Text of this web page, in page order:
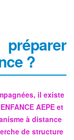
?
il existe
AEPE et
à distance
de structure